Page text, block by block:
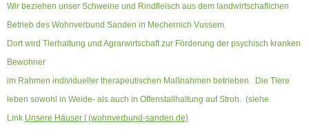
Wir beziehen unser Schweine und Rindfleisch aus dem landwirtschaflichen
Betrieb des Wohnverbund Sanden in Mechernich Vussem.
Dort wird Tierhaltung und Agrarwirtschaft zur Förderung der psychisch kranken
Bewohner
im Rahmen individueller therapeutischen Maßnahmen betrieben. Die Tiere
leben sowohl in Weide- als auch in Offenstallhaltung auf Stroh. (siehe
Link Unsere Häuser | (wohnverbund-sanden.de)